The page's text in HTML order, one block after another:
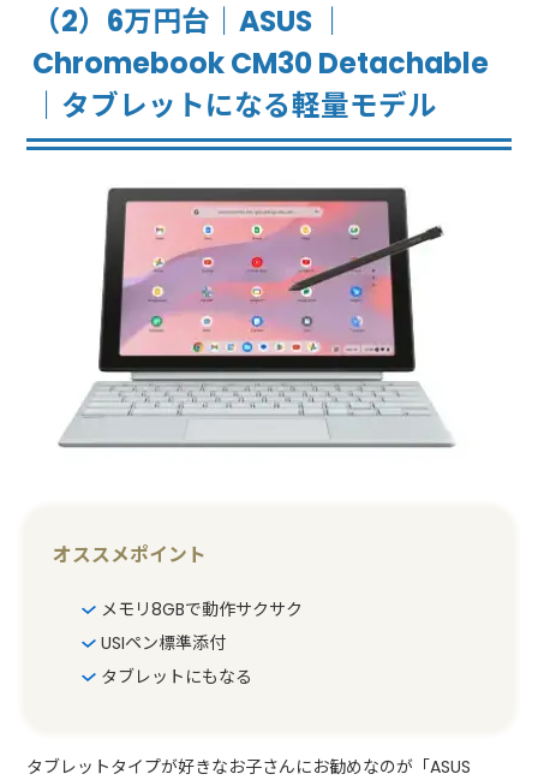
（2）6万円台｜ASUS ｜
Chromebook CM30 Detachable
｜タブレットになる軽量モデル
オススメポイント
メモリ8GBで動作サクサク
USIペン標準添付
タブレットにもなる
タブレットタイプが好きなお子さんにお勧めなのが「ASUS